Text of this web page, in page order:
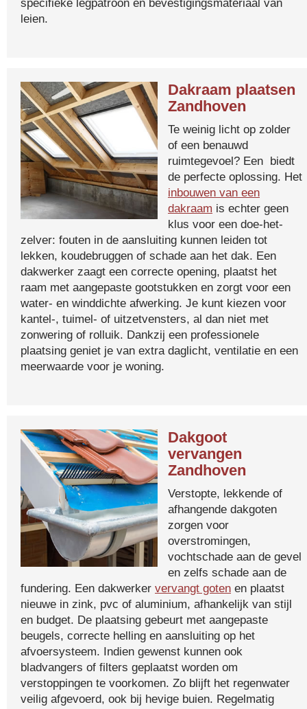
specifieke legpatroon en bevestigingsmateriaal van
leien.
Dakraam plaatsen
Zandhoven
Te weinig licht op zolder
of een benauwd
ruimtegevoel? Een biedt
de perfecte oplossing. Het
inbouwen van een
dakraam is echter geen
klus voor een doe-het-
zelver: fouten in de aansluiting kunnen leiden tot
lekken, koudebruggen of schade aan het dak. Een
dakwerker zaagt een correcte opening, plaatst het
raam met aangepaste gootstukken en zorgt voor een
water- en winddichte afwerking. Je kunt kiezen voor
kantel-, tuimel- of uitzetvensters, al dan niet met
zonwering of rolluik. Dankzij een professionele
plaatsing geniet je van extra daglicht, ventilatie en een
meerwaarde voor je woning.
Dakgoot
vervangen
Zandhoven
Verstopte, lekkende of
afhangende dakgoten
zorgen voor
overstromingen,
vochtschade aan de gevel
en zelfs schade aan de
fundering. Een dakwerker vervangt goten en plaatst
nieuwe in zink, pvc of aluminium, afhankelijk van stijl
en budget. De plaatsing gebeurt met aangepaste
beugels, correcte helling en aansluiting op het
afvoersysteem. Indien gewenst kunnen ook
bladvangers of filters geplaatst worden om
verstoppingen te voorkomen. Zo blijft het regenwater
veilig afgevoerd, ook bij hevige buien. Regelmatig